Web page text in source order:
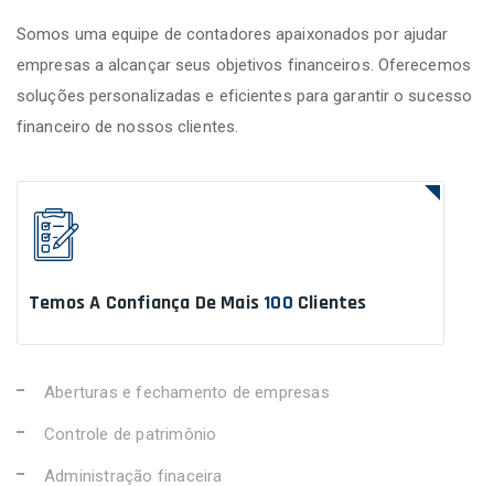
Somos uma equipe de contadores apaixonados por ajudar
empresas a alcançar seus objetivos financeiros. Oferecemos
soluções personalizadas e eficientes para garantir o sucesso
financeiro de nossos clientes.
Temos A Confiança De Mais 100 Clientes
Aberturas e fechamento de empresas
Controle de patrimônio
Administração finaceira